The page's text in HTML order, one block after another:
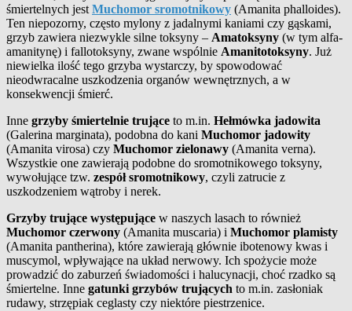
śmiertelnych jest Muchomor sromotnikowy (Amanita phalloides).
Ten niepozorny, często mylony z jadalnymi kaniami czy gąskami,
grzyb zawiera niezwykle silne toksyny – Amatoksyny (w tym alfa-
amanitynę) i fallotoksyny, zwane wspólnie Amanitotoksyny. Już
niewielka ilość tego grzyba wystarczy, by spowodować
nieodwracalne uszkodzenia organów wewnętrznych, a w
konsekwencji śmierć.
Inne grzyby śmiertelnie trujące to m.in. Hełmówka jadowita
(Galerina marginata), podobna do kani Muchomor jadowity
(Amanita virosa) czy Muchomor zielonawy (Amanita verna).
Wszystkie one zawierają podobne do sromotnikowego toksyny,
wywołujące tzw. zespół sromotnikowy, czyli zatrucie z
uszkodzeniem wątroby i nerek.
Grzyby trujące występujące w naszych lasach to również
Muchomor czerwony (Amanita muscaria) i Muchomor plamisty
(Amanita pantherina), które zawierają głównie ibotenowy kwas i
muscymol, wpływające na układ nerwowy. Ich spożycie może
prowadzić do zaburzeń świadomości i halucynacji, choć rzadko są
śmiertelne. Inne gatunki grzybów trujących to m.in. zasłoniak
rudawy, strzępiak ceglasty czy niektóre piestrzenice.